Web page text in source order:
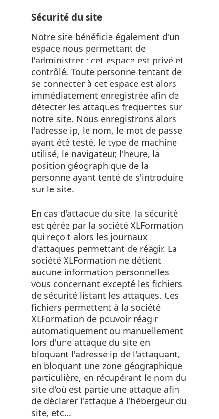
Sécurité du site
Notre site bénéficie également d'un
espace nous permettant de
l'administrer : cet espace est privé et
contrôlé. Toute personne tentant de
se connecter à cet espace est alors
immédiatement enregistrée afin de
détecter les attaques fréquentes sur
notre site. Nous enregistrons alors
l'adresse ip, le nom, le mot de passe
ayant été testé, le type de machine
utilisé, le navigateur, l'heure, la
position géographique de la
personne ayant tenté de s'introduire
sur le site.
En cas d'attaque du site, la sécurité
est gérée par la société XLFormation
qui reçoit alors les journaux
d'attaques permettant de réagir. La
société XLFormation ne détient
aucune information personnelles
vous concernant excepté les fichiers
de sécurité listant les attaques. Ces
fichiers permettent à la société
XLFormation de pouvoir réagir
automatiquement ou manuellement
lors d'une attaque du site en
bloquant l'adresse ip de l'attaquant,
en bloquant une zone géographique
particulière, en récupérant le nom du
site d'où est partie une attaque afin
de déclarer l'attaque à l'hébergeur du
site, etc...